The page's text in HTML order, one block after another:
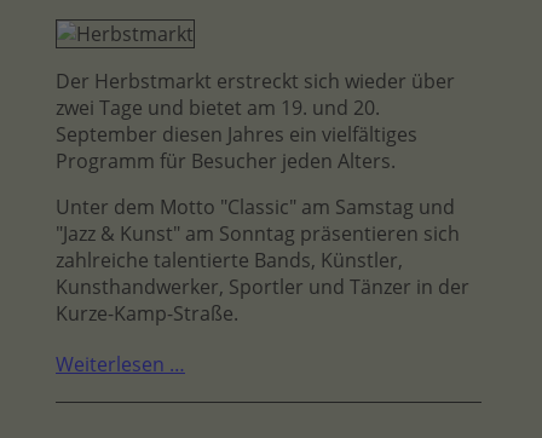
Der Herbstmarkt erstreckt sich wieder über
zwei Tage und bietet am 19. und 20.
September diesen Jahres ein vielfältiges
Programm für Besucher jeden Alters.
Unter dem Motto "Classic" am Samstag und
"Jazz & Kunst" am Sonntag präsentieren sich
zahlreiche talentierte Bands, Künstler,
Kunsthandwerker, Sportler und Tänzer in der
Kurze-Kamp-Straße.
Weiterlesen …